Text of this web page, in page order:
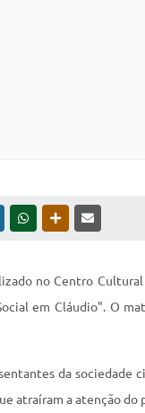
TWITTERWHATSAPPOUTRAS MÍDIAS
no Centro
em Cláudio". O
da sociedade
atraíram a atenção